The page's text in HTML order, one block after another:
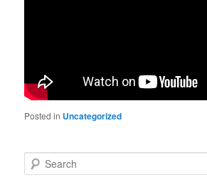
Posted in Uncategorized
e